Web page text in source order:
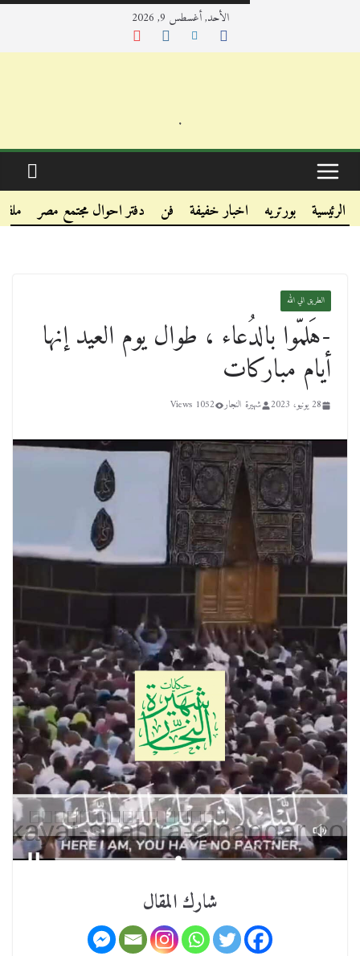
الأحد, أغسطس 9, 2026
.
.
.
الرئيسية بورتريه اخبار خفيفة فن دفتر احوال مجتمع مصر
الطريق الي الله
-هَلمّوا بالدُعاء ، طوال يوم العيد إنها
أيام مباركات
28 يونيو، 2023 شهيرة النجار 1052 Views
شارك المقال